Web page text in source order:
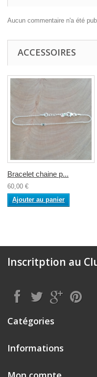
Aucun commentaire n'a été
ACCESSOIRES
Bracelet chaine p...
60,00 €
Ajouter au panier
Inscritption au
Catégories
Informations